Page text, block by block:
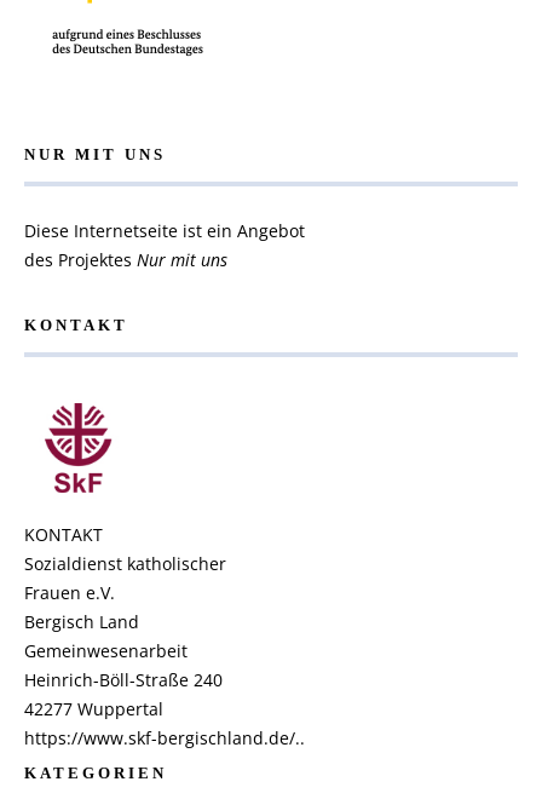
NUR MIT UNS
Diese Internetseite ist ein Angebot
des Projektes Nur mit uns
KONTAKT
KONTAKT
Sozialdienst katholischer
Frauen e.V.
Bergisch Land
Gemeinwesenarbeit
Heinrich-Böll-Straße 240
42277 Wuppertal
https://www.skf-bergischland.de/..
KATEGORIEN